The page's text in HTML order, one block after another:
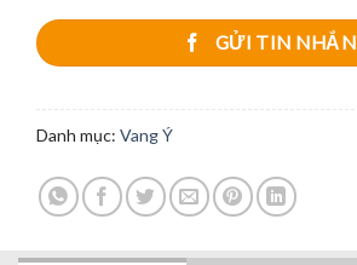
GỬI TIN NHẮN
Danh mục: Vang Ý